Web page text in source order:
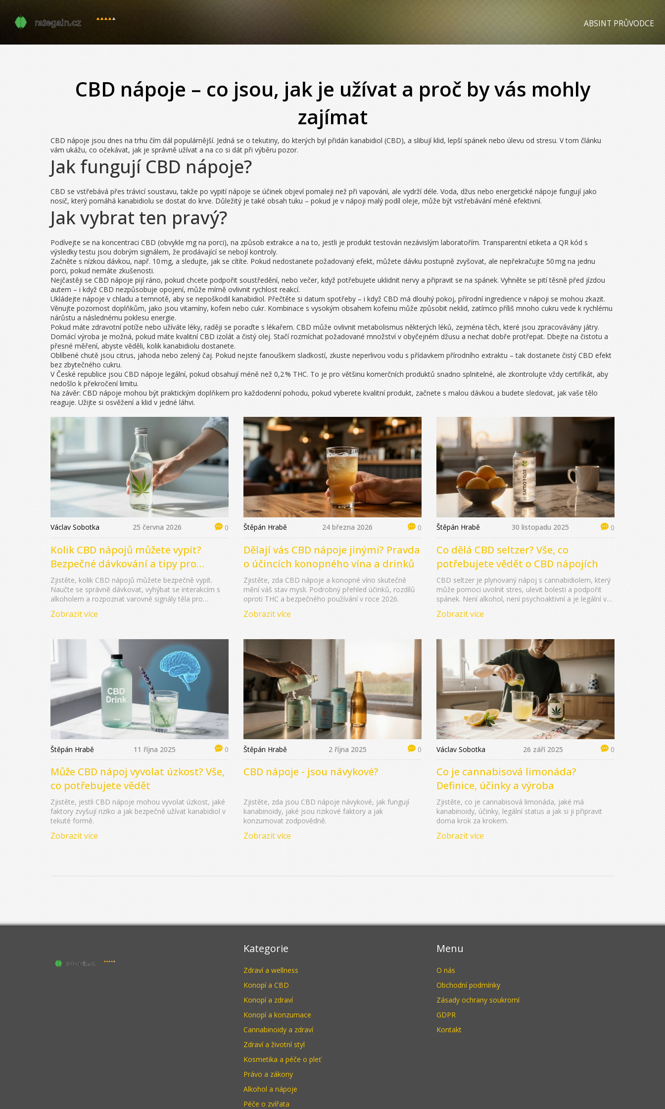
ABSINT PRŮVODCE
CBD nápoje – co jsou, jak je užívat a proč by vás mohly
zajímat
CBD nápoje jsou dnes na trhu čím dál populárnější. Jedná se o tekutiny, do kterých byl přidán kanabidiol (CBD), a slibují klid, lepší spánek nebo úlevu od stresu. V tom článku
vám ukážu, co očekávat, jak je správně užívat a na co si dát při výběru pozor.
Jak fungují CBD nápoje?
CBD se vstřebává přes trávicí soustavu, takže po vypití nápoje se účinek objeví pomaleji než při vapování, ale vydrží déle. Voda, džus nebo energetické nápoje fungují jako
nosič, který pomáhá kanabidiolu se dostat do krve. Důležitý je také obsah tuku – pokud je v nápoji malý podíl oleje, může být vstřebávání méně efektivní.
Jak vybrat ten pravý?
Podívejte se na koncentraci CBD (obvykle mg na porci), na způsob extrakce a na to, jestli je produkt testován nezávislým laboratořím. Transparentní etiketa a QR kód s
výsledky testu jsou dobrým signálem, že prodávající se nebojí kontroly.
Začněte s nízkou dávkou, např. 10 mg, a sledujte, jak se cítíte. Pokud nedostanete požadovaný efekt, můžete dávku postupně zvyšovat, ale nepřekračujte 50 mg na jednu
porci, pokud nemáte zkušenosti.
Nejčastěji se CBD nápoje pijí ráno, pokud chcete podpořit soustředění, nebo večer, když potřebujete uklidnit nervy a připravit se na spánek. Vyhněte se pití těsně před jízdou
autem – i když CBD nezpůsobuje opojení, může mírně ovlivnit rychlost reakcí.
Ukládejte nápoje v chladu a temnotě, aby se nepoškodil kanabidiol. Přečtěte si datum spotřeby – i když CBD má dlouhý pokoj, přírodní ingredience v nápoji se mohou zkazit.
Věnujte pozornost doplňkům, jako jsou vitamíny, kofein nebo cukr. Kombinace s vysokým obsahem kofeinu může způsobit neklid, zatímco příliš mnoho cukru vede k rychlému
nárůstu a následnému poklesu energie.
Pokud máte zdravotní potíže nebo užíváte léky, raději se poraďte s lékařem. CBD může ovlivnit metabolismus některých léků, zejména těch, které jsou zpracovávány játry.
Domácí výroba je možná, pokud máte kvalitní CBD izolát a čistý olej. Stačí rozmíchat požadované množství v obyčejném džusu a nechat dobře protřepat. Dbejte na čistotu a
přesné měření, abyste věděli, kolik kanabidiolu dostanete.
Oblíbené chutě jsou citrus, jahoda nebo zelený čaj. Pokud nejste fanouškem sladkostí, zkuste neperlivou vodu s přídavkem přírodního extraktu – tak dostanete čistý CBD efekt
bez zbytečného cukru.
V České republice jsou CBD nápoje legální, pokud obsahují méně než 0,2 % THC. To je pro většinu komerčních produktů snadno splnitelné, ale zkontrolujte vždy certifikát, aby
nedošlo k překročení limitu.
Na závěr: CBD nápoje mohou být praktickým doplňkem pro každodenní pohodu, pokud vyberete kvalitní produkt, začnete s malou dávkou a budete sledovat, jak vaše tělo
reaguje. Užijte si osvěžení a klid v jedné láhvi.
Václav Sobotka 25 června 2026 0
Kolik CBD nápojů můžete vypít?
Bezpečné dávkování a tipy pro
začátečníky
Zjistěte, kolik CBD nápojů můžete bezpečně vypít.
Naučte se správně dávkovat, vyhýbat se interakcím s
alkoholem a rozpoznat varovné signály těla pro
Zobrazit více
Štěpán Hrabě 24 března 2026 0
Dělají vás CBD nápoje jinými? Pravda
o účincích konopného vína a drinků
Zjistěte, zda CBD nápoje a konopné víno skutečně
mění váš stav mysli. Podrobný přehled účinků, rozdílů
oproti THC a bezpečného používání v roce 2026.
Zobrazit více
Štěpán Hrabě 30 listopadu 2025 0
Co dělá CBD seltzer? Vše, co
potřebujete vědět o CBD nápojích
CBD seltzer je plynovaný nápoj s cannabidiolem, který
může pomoci uvolnit stres, ulevit bolesti a podpořit
spánek. Není alkohol, není psychoaktivní a je legální v
Zobrazit více
Štěpán Hrabě 11 října 2025 0
Může CBD nápoj vyvolat úzkost? Vše,
co potřebujete vědět
Zjistěte, jestli CBD nápoje mohou vyvolat úzkost, jaké
faktory zvyšují riziko a jak bezpečně užívat kanabidiol v
tekuté formě.
Zobrazit více
Štěpán Hrabě 2 října 2025 0
CBD nápoje - jsou návykové?
Zjistěte, zda jsou CBD nápoje návykové, jak fungují
kanabinoidy, jaké jsou rizikové faktory a jak
konzumovat zodpovědně.
Zobrazit více
Václav Sobotka 26 září 2025 0
Co je cannabisová limonáda?
Definice, účinky a výroba
Zjistěte, co je cannabisová limonáda, jaké má
kanabinoidy, účinky, legální status a jak si ji připravit
doma krok za krokem.
Zobrazit více
Kategorie
Zdraví a wellness
Konopí a CBD
Konopí a zdraví
Konopí a konzumace
Cannabinoidy a zdraví
Zdraví a životní styl
Kosmetika a péče o pleť
Právo a zákony
Alkohol a nápoje
Péče o zvířata
Menu
O nás
Obchodní podmínky
Zásady ochrany soukromí
GDPR
Kontakt